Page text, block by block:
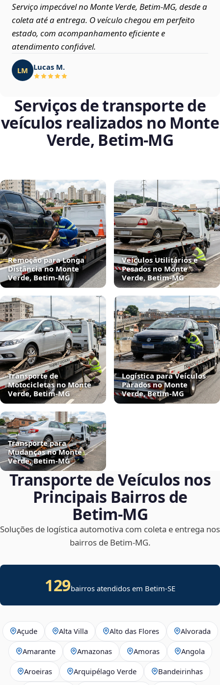
Serviço impecável no Monte Verde, Betim‑MG, desde a
coleta até a entrega. O veículo chegou em perfeito
estado, com acompanhamento eficiente e
atendimento confiável.
LM Lucas M.
Serviços de transporte de
veículos realizados no Monte
Verde, Betim‑MG
Remoção para Longa
Distância no Monte
Verde, Betim‑MG
Veículos Utilitários e
Pesados no Monte
Verde, Betim‑MG
Transporte de
Motocicletas no Monte
Verde, Betim‑MG
Logística para Veículos
Parados no Monte
Verde, Betim‑MG
Transporte para
Mudanças no Monte
Verde, Betim‑MG
Transporte de Veículos nos
Principais Bairros de
Betim‑MG
Soluções de logística automotiva com coleta e entrega nos
bairros de Betim‑MG.
129bairros atendidos em Betim-SE
Açude Alta Villa Alto das Flores Alvorada
Amarante Amazonas Amoras Angola
Aroeiras Arquipélago Verde Bandeirinhas